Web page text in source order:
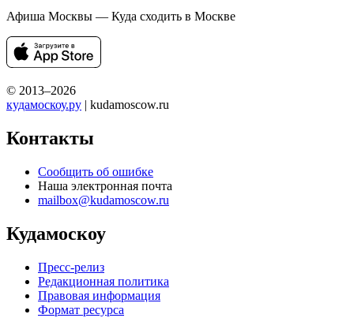
Афиша Москвы — Куда сходить в Москве
© 2013–2026
кудамоскоу.ру | kudamoscow.ru
Контакты
Сообщить об ошибке
Наша электронная почта
mailbox@kudamoscow.ru
Кудамоскоу
Пресс-релиз
Редакционная политика
Правовая информация
Формат ресурса